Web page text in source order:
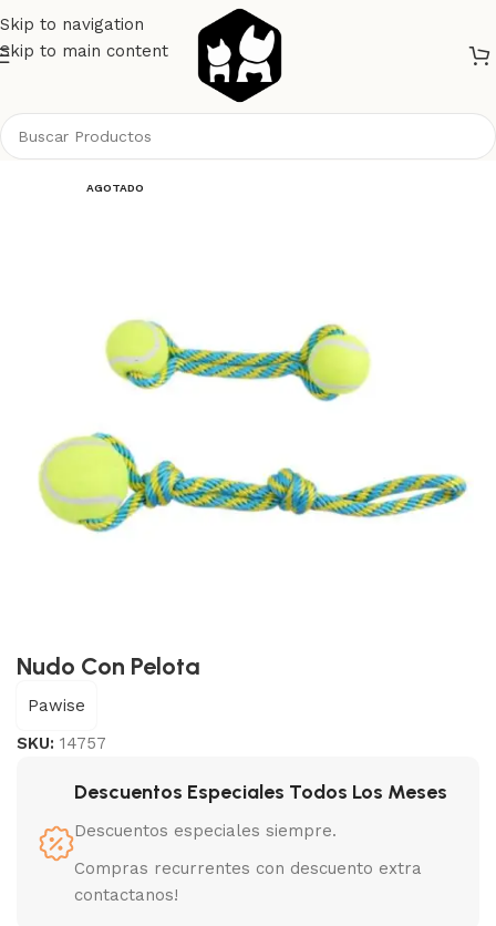
Skip to navigation
Skip to main content
AGOTADO
Nudo Con Pelota
Pawise
SKU: 14757
Descuentos Especiales Todos Los Meses
Descuentos especiales siempre.
Compras recurrentes con descuento extra
contactanos!